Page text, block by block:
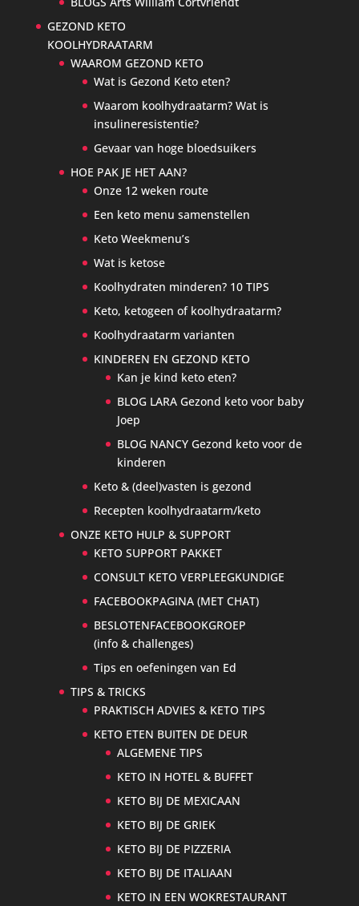
GEZOND KETO
KOOLHYDRAATARM
WAAROM GEZOND KETO
Wat is Gezond Keto eten?
Waarom koolhydraatarm? Wat is
insulineresistentie?
Gevaar van hoge bloedsuikers
HOE PAK JE HET AAN?
Onze 12 weken route
Een keto menu samenstellen
Keto Weekmenu’s
Wat is ketose
Koolhydraten minderen? 10 TIPS
Keto, ketogeen of koolhydraatarm?
Koolhydraatarm varianten
KINDEREN EN GEZOND KETO
Kan je kind keto eten?
BLOG LARA Gezond keto voor baby
Joep
BLOG NANCY Gezond keto voor de
kinderen
Keto & (deel)vasten is gezond
Recepten koolhydraatarm/keto
ONZE KETO HULP & SUPPORT
KETO SUPPORT PAKKET
CONSULT KETO VERPLEEGKUNDIGE
FACEBOOKPAGINA (MET CHAT)
BESLOTENFACEBOOKGROEP
(info & challenges)
Tips en oefeningen van Ed
TIPS & TRICKS
PRAKTISCH ADVIES & KETO TIPS
KETO ETEN BUITEN DE DEUR
ALGEMENE TIPS
KETO IN HOTEL & BUFFET
KETO BIJ DE MEXICAAN
KETO BIJ DE GRIEK
KETO BIJ DE PIZZERIA
KETO BIJ DE ITALIAAN
KETO IN EEN WOKRESTAURANT